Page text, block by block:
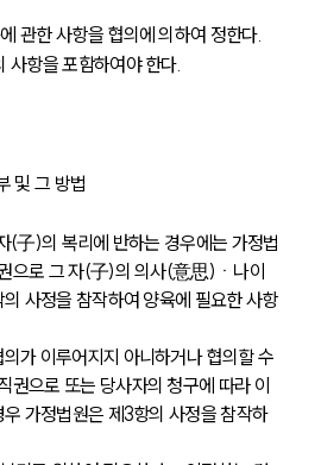
관한 사항을 협의에 의하여 정한다.
항을 포함하여야 한다.
및 그 방법
子)의 복리에 반하는 경우에는 가정법
으로 그 자(子)의 의사(意思)ㆍ나이
사정을 참작하여 양육에 필요한 사항
가 이루어지지 아니하거나 협의할 수
권으로 또는 당사자의 청구에 따라 이
가정법원은 제3항의 사정을 참작하